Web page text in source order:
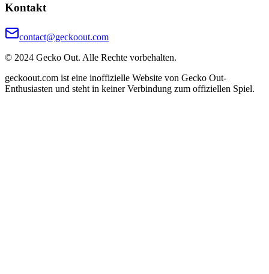
Kontakt
contact@geckoout.com
© 2024 Gecko Out. Alle Rechte vorbehalten.
geckoout.com ist eine inoffizielle Website von Gecko Out-
Enthusiasten und steht in keiner Verbindung zum offiziellen Spiel.